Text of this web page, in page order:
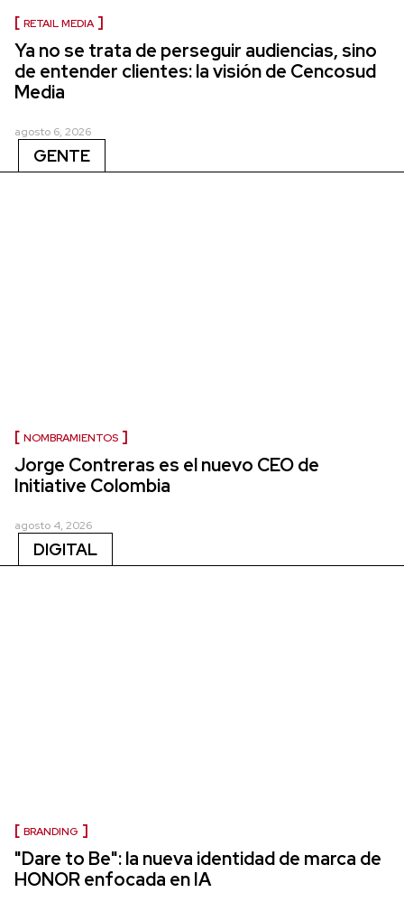
RETAIL MEDIA
Ya no se trata de perseguir audiencias, sino
de entender clientes: la visión de Cencosud
Media
agosto 6, 2026
GENTE
NOMBRAMIENTOS
Jorge Contreras es el nuevo CEO de
Initiative Colombia
agosto 4, 2026
DIGITAL
BRANDING
"Dare to Be": la nueva identidad de marca de
HONOR enfocada en IA